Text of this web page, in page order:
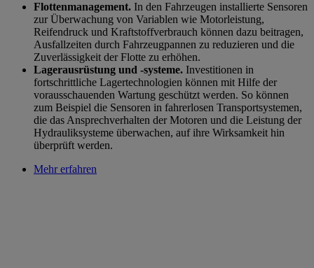
Flottenmanagement. In den Fahrzeugen installierte Sensoren
zur Überwachung von Variablen wie Motorleistung,
Reifendruck und Kraftstoffverbrauch können dazu beitragen,
Ausfallzeiten durch Fahrzeugpannen zu reduzieren und die
Zuverlässigkeit der Flotte zu erhöhen.
Lagerausrüstung und -systeme. Investitionen in
fortschrittliche Lagertechnologien können mit Hilfe der
vorausschauenden Wartung geschützt werden. So können
zum Beispiel die Sensoren in fahrerlosen Transportsystemen,
die das Ansprechverhalten der Motoren und die Leistung der
Hydrauliksysteme überwachen, auf ihre Wirksamkeit hin
überprüft werden.
Mehr erfahren